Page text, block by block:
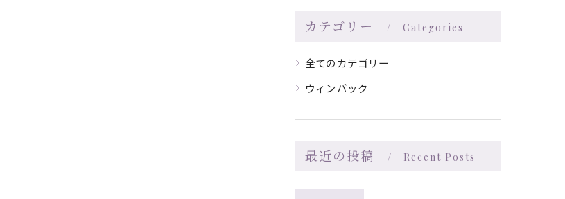
カテゴリー Categories
全てのカテゴリー
ウィンバック
最近の投稿 Recent Posts